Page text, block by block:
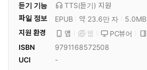
듣기 기능
TTS(듣기) 지원
파일 정보
EPUB 약 23.6만 자
5.0MB
지원 환경
앱 웹 PC뷰어
ISBN
9791168572508
UCI
-